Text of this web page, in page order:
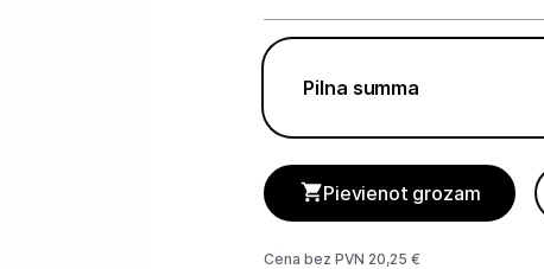
Telefoni, planšetdatori
Pilna summa
Pievienot grozam
Cena bez PVN 20,25 €